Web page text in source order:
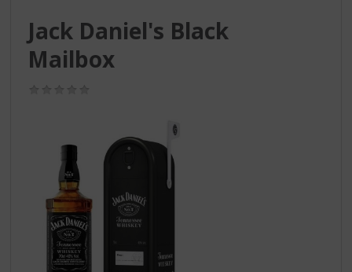
Jack Daniel's Black
Mailbox